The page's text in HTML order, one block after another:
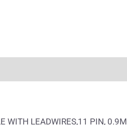
WITH LEADWIRES,11 PIN, 0.9M